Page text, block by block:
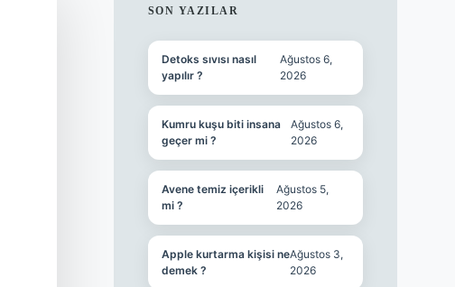
SIDEBAR
SON YAZILAR
Detoks sıvısı nasıl
yapılır ?
Ağustos 6,
2026
Kumru kuşu biti insana
geçer mi ?
Ağustos 6,
2026
Avene temiz içerikli
mi ?
Ağustos 5,
2026
Apple kurtarma kişisi ne
demek ?
Ağustos 3,
2026